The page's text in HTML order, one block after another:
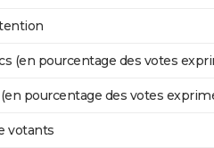
(en pourcentage des votes
pourcentage des votes
votants